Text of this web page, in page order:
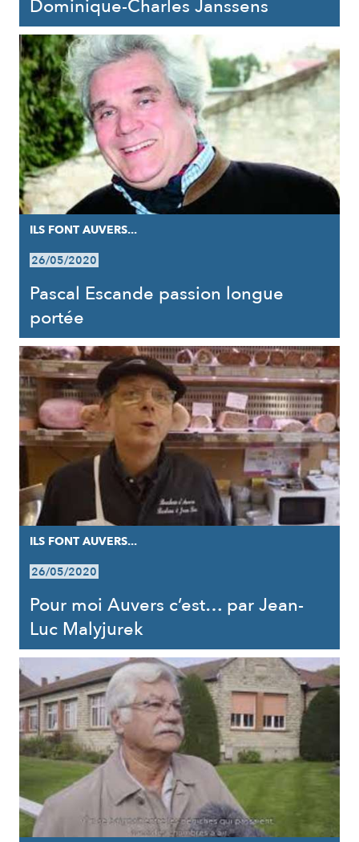
Dominique-Charles Janssens
ILS FONT AUVERS...
26/05/2020
Pascal Escande passion longue
portée
ILS FONT AUVERS...
26/05/2020
Pour moi Auvers c’est… par Jean-
Luc Malyjurek